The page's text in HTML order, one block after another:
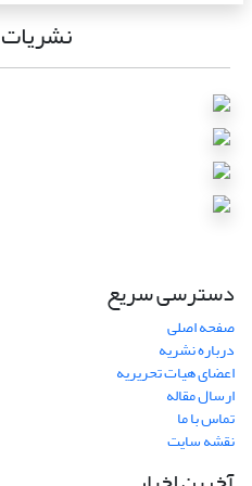
دسترسی سریع
صفحه اصلی
درباره نشریه
اعضای هیات تحریریه
ارسال مقاله
تماس با ما
نقشه سایت